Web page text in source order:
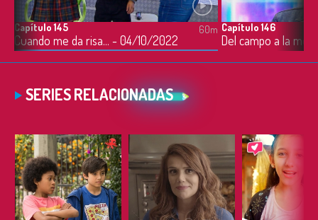
Capítulo 145
Cuando me da risa… - 04/10/2022
60m Capítulo 146
Del campo a la
SERIES RELACIONADAS